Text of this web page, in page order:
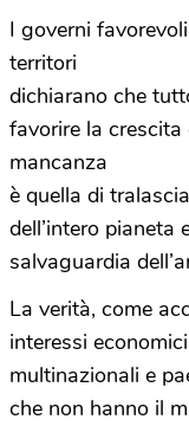
I governi
territori
dichiarano che
favorire la
mancanza
è quella di
dell’intero pianeta
salvaguardia
La verità, come
interessi
multinazionali e
che non hanno il